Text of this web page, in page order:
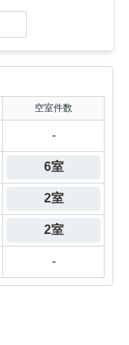
空室件数
-
6室
2室
2室
-